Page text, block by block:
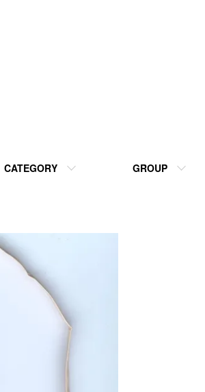
CATEGORY GROUP